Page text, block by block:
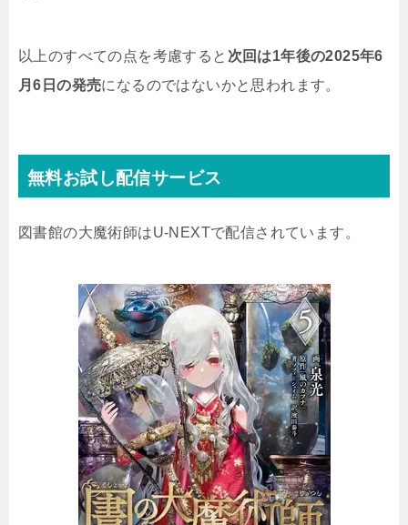
以上のすべての点を考慮すると 次回は1年後の2025年6
月6日の発売になるのではないかと思われます。
無料お試し配信サービス
図書館の大魔術師はU-NEXTで配信されています。